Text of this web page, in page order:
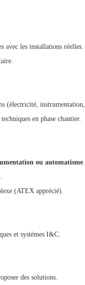
avec les installations réelles.
(électricité,
en phase chantier.
ou automatisme.
.
(ATEX apprécié).
et systèmes I&C.
des solutions.